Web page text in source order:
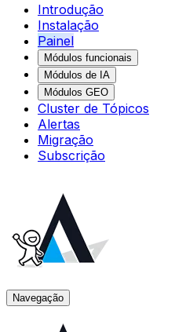
Introdução
Instalação
Painel
Módulos funcionais
Módulos de IA
Módulos GEO
Cluster de Tópicos
Alertas
Migração
Subscrição
Navegação